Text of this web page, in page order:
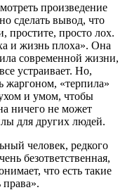
произведение
сделать вывод, что
простите, просто лох.
и жизнь плоха». Она
современной жизни,
устраивает. Но,
жаргоном, «терпила»
и умом, чтобы
ничего не может
для других людей.
человек, редкого
безответственная,
что есть такие